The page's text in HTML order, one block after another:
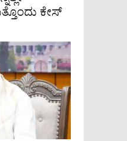
ಕೇಸ್